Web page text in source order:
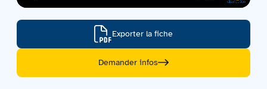
Exporter la fiche
Demander infos